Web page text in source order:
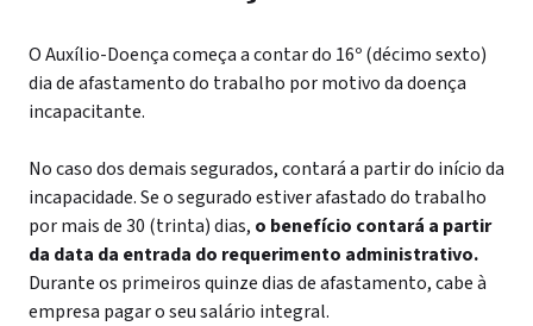
O Auxílio-Doença começa a contar do 16º (décimo sexto)
dia de afastamento do trabalho por motivo da doença
incapacitante.
No caso dos demais segurados, contará a partir do início da
incapacidade. Se o segurado estiver afastado do trabalho
por mais de 30 (trinta) dias, o benefício contará a partir
da data da entrada do requerimento administrativo.
Durante os primeiros quinze dias de afastamento, cabe à
empresa pagar o seu salário integral.